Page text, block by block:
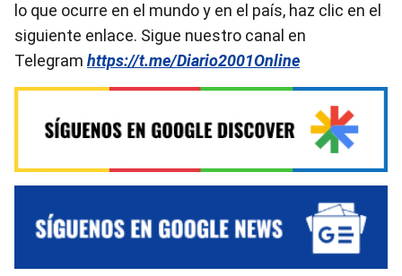
lo que ocurre en el mundo y en el país, haz clic en el
siguiente enlace. Sigue nuestro canal en
Telegram https://t.me/Diario2001Online